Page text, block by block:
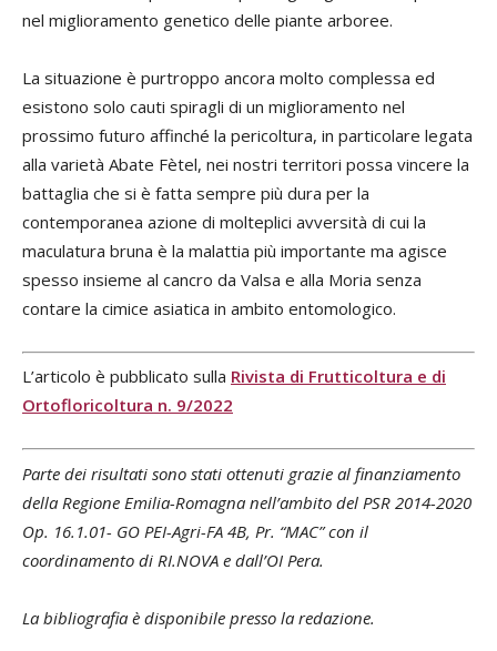
nel miglioramento genetico delle piante arboree.
La situazione è purtroppo ancora molto complessa ed
esistono solo cauti spiragli di un miglioramento nel
prossimo futuro affinché la pericoltura, in particolare legata
alla varietà Abate Fètel, nei nostri territori possa vincere la
battaglia che si è fatta sempre più dura per la
contemporanea azione di molteplici avversità di cui la
maculatura bruna è la malattia più importante ma agisce
spesso insieme al cancro da Valsa e alla Moria senza
contare la cimice asiatica in ambito entomologico.
L’articolo è pubblicato sulla Rivista di Frutticoltura e di
Ortofloricoltura n. 9/2022
Parte dei risultati sono stati ottenuti grazie al finanziamento
della Regione Emilia-Romagna nell’ambito del PSR 2014-2020
Op. 16.1.01- GO PEI-Agri-FA 4B, Pr. “MAC” con il
coordinamento di RI.NOVA e dall’OI Pera.
La bibliografia è disponibile presso la redazione.